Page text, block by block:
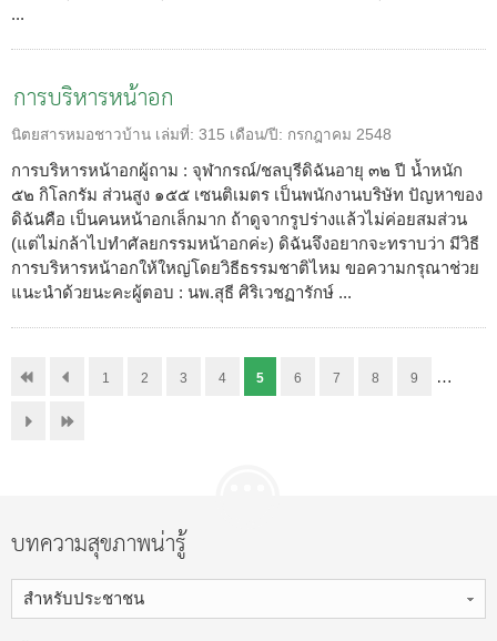
...
การบริหารหน้าอก
นิตยสารหมอชาวบ้าน เล่มที่: 315 เดือน/ปี: กรกฎาคม 2548
การบริหารหน้าอกผู้ถาม : จุฬากรณ์/ชลบุรีดิฉันอายุ ๓๒ ปี น้ำหนัก
๕๒ กิโลกรัม ส่วนสูง ๑๕๕ เซนติเมตร เป็นพนักงานบริษัท ปัญหาของ
ดิฉันคือ เป็นคนหน้าอกเล็กมาก ถ้าดูจากรูปร่างแล้วไม่ค่อยสมส่วน
(แต่ไม่กล้าไปทำศัลยกรรมหน้าอกค่ะ) ดิฉันจึงอยากจะทราบว่า มีวิธี
การบริหารหน้าอกให้ใหญ่โดยวิธีธรรมชาติไหม ขอความกรุณาช่วย
แนะนำด้วยนะคะผู้ตอบ : นพ.สุธี ศิริเวชฏารักษ์ ...
1 2 3 4 5 6 7 8 9 …
บทความสุขภาพน่ารู้
สำหรับประชาชน